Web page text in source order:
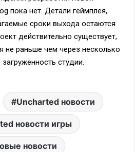
пока нет. Детали геймплея,
сроки выхода остаются
действительно существует,
не раньше чем через несколько
студии.
Uncharted новости
новости игры
новости